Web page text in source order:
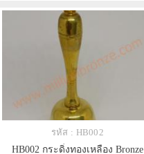
รหัส : HB002
HB002 กระดิ่งทองเหลือง Bronze